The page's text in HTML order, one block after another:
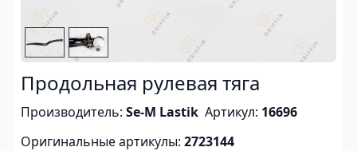
Продольная рулевая тяга
Производитель: Se-M Lastik Артикул: 16696
Оригинальные артикулы: 2723144